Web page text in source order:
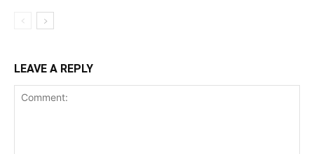
LEAVE A REPLY